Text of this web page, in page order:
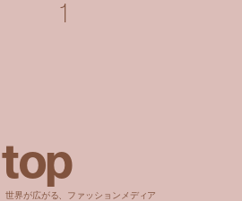
1
top
世界が広がる、ファッションメディア